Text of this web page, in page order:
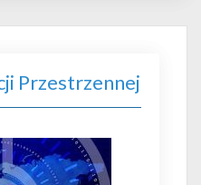
Przestrzennej